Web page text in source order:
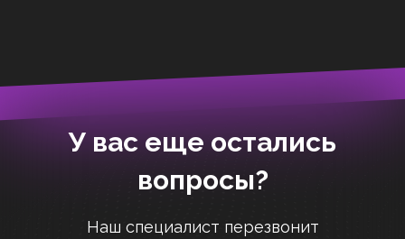
У вас еще остались
вопросы?
Наш специалист перезвонит